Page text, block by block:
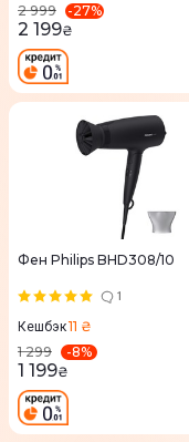
2 999
-27%
2 199₴
Фен Philips BHD308/10
1
Кешбэк11 ₴
1 299
-8%
1 199₴